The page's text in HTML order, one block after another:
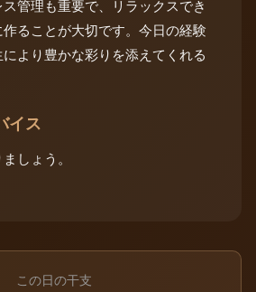
管理も重要で、リラックスでき
ることが大切です。今日の経験
より豊かな彩りを添えてくれる
イス
しょう。
この日の干支